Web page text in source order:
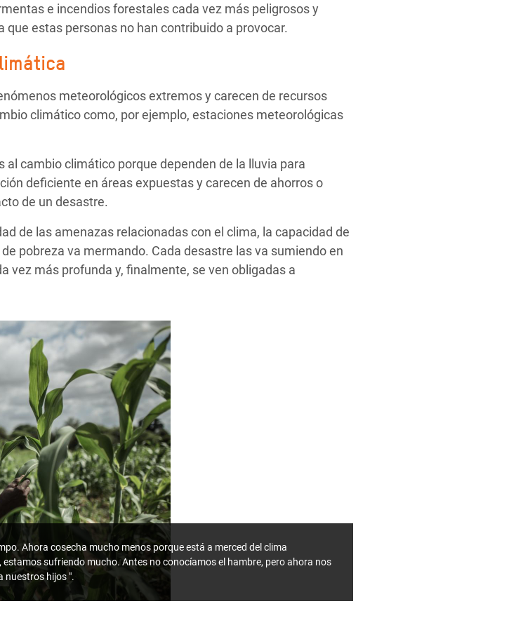
e incendios forestales cada vez más peligrosos y
estas personas no han contribuido a provocar.
meteorológicos extremos y carecen de recursos
climático como, por ejemplo, estaciones meteorológicas
cambio climático porque dependen de la lluvia para
deficiente en áreas expuestas y carecen de ahorros o
de un desastre.
de las amenazas relacionadas con el clima, la capacidad de
pobreza va mermando. Cada desastre las va sumiendo en
vez más profunda y, finalmente, se ven obligadas a
Ahora cosecha mucho menos porque está a merced del clima
sufriendo mucho. Antes no conocíamos el hambre, pero ahora nos
nuestros hijos ".